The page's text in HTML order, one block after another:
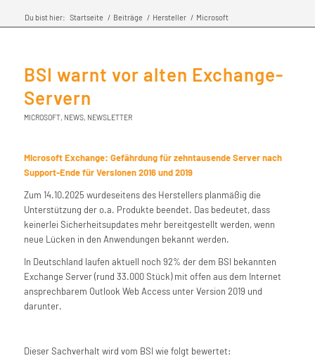
Du bist hier: Startseite / Beiträge / Hersteller / Microsoft
BSI warnt vor alten Exchange-
Servern
MICROSOFT, NEWS, NEWSLETTER
Microsoft Exchange: Gefährdung für zehntausende Server nach
Support-Ende für Versionen 2016 und 2019
Zum 14.10.2025 wurdeseitens des Herstellers planmäßig die
Unterstützung der o.a. Produkte beendet. Das bedeutet, dass
keinerlei Sicherheitsupdates mehr bereitgestellt werden, wenn
neue Lücken in den Anwendungen bekannt werden.
In Deutschland laufen aktuell noch 92% der dem BSI bekannten
Exchange Server (rund 33.000 Stück) mit offen aus dem Internet
ansprechbarem Outlook Web Access unter Version 2019 und
darunter.
Dieser Sachverhalt wird vom BSI wie folgt bewertet: